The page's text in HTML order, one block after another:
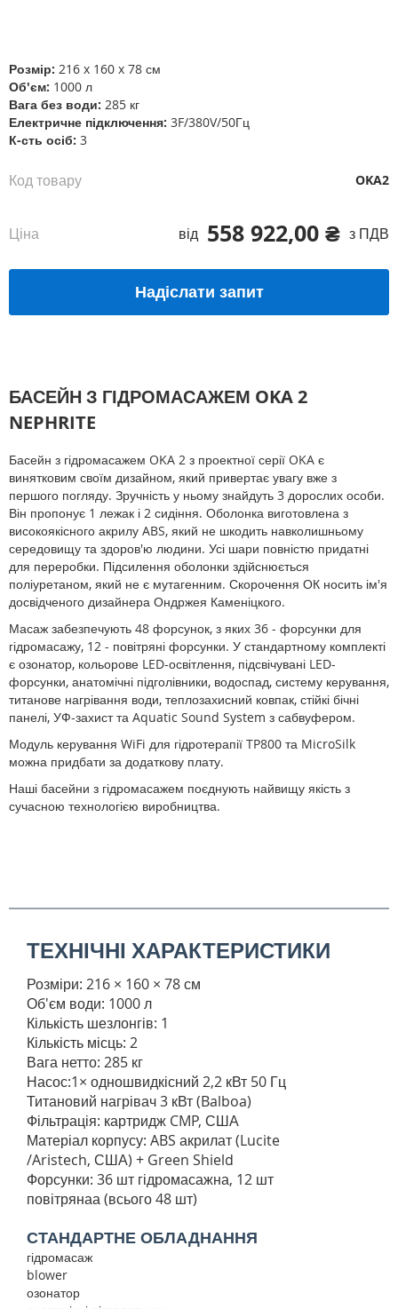
зображень
Розмір: 216 x 160 x 78 см
Об'єм: 1000 л
Вага без води: 285 кг
Електричне підключення: 3F/380V/50Гц
К-сть осіб: 3
558 922,00 ₴ з ПДВ
Ціна від
Код товару OKA2
Надіслати запит
БАСЕЙН З ГІДРОМАСАЖЕМ OKA 2
NEPHRITE
Басейн з гідромасажем OKA 2 з проектної серії OKA є
винятковим своїм дизайном, який привертає увагу вже з
першого погляду. Зручність у ньому знайдуть 3 дорослих особи.
Він пропонує 1 лежак і 2 сидіння. Оболонка виготовлена з
високоякісного акрилу ABS, який не шкодить навколишньому
середовищу та здоров'ю людини. Усі шари повністю придатні
для переробки. Підсилення оболонки здійснюється
поліуретаном, який не є мутагенним. Скорочення ОК носить ім'я
досвідченого дизайнера Ондржея Каменіцкого.
Масаж забезпечують 48 форсунок, з яких 36 - форсунки для
гідромасажу, 12 - повітряні форсунки. У стандартному комплекті
є озонатор, кольорове LED-освітлення, підсвічувані LED-
форсунки, анатомічні підголівники, водоспад, систему керування,
титанове нагрівання води, теплозахисний ковпак, стійкі бічні
панелі, УФ-захист та Aquatic Sound System з сабвуфером.
Модуль керування WiFi для гідротерапії TP800 та MicroSilk
можна придбати за додаткову плату.
Наші басейни з гідромасажем поєднують найвищу якість з
сучасною технологією виробництва.
ТЕХНІЧНІ ХАРАКТЕРИСТИКИ
Розміри: 216 × 160 × 78 см
Об'єм води: 1000 л
Кількість шезлонгів: 1
Кількість місць: 2
Вага нетто: 285 кг
Насос:1× одношвидкісний 2,2 кВт 50 Гц
Титановий нагрівач 3 кВт (Balboa)
Фільтрація: картридж CMP, США
Матеріал корпусу: ABS акрилат (Lucite
/Aristech, США) + Green Shield
Форсунки: 36 шт гідромасажна, 12 шт
повітрянаа (всього 48 шт)
СТАНДАРТНЕ ОБЛАДНАННЯ
гідромасаж
blower
озонатор